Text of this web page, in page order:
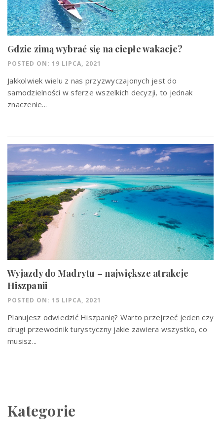
Gdzie zimą wybrać się na ciepłe wakacje?
POSTED ON: 19 LIPCA, 2021
Jakkolwiek wielu z nas przyzwyczajonych jest do
samodzielności w sferze wszelkich decyzji, to jednak
znaczenie...
Wyjazdy do Madrytu – największe atrakcje
Hiszpanii
POSTED ON: 15 LIPCA, 2021
Planujesz odwiedzić Hiszpanię? Warto przejrzeć jeden czy
drugi przewodnik turystyczny jakie zawiera wszystko, co
musisz...
Kategorie